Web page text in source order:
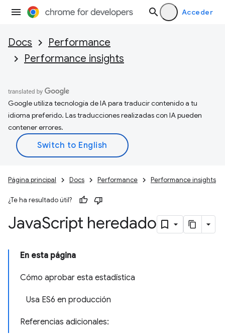
Acceder
Docs
Performance
Performance insights
Google utiliza tecnología de IA para traducir contenido a tu
idioma preferido. Las traducciones realizadas con IA pueden
contener errores.
Página principal Docs Performance Performance insights
¿Te ha resultado útil?
JavaScript heredado
En esta página
Cómo aprobar esta estadística
Usa ES6 en producción
Referencias adicionales: